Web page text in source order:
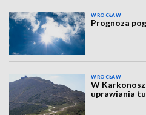
WROCŁAW
Prognoza
WROCŁAW
W
uprawiania